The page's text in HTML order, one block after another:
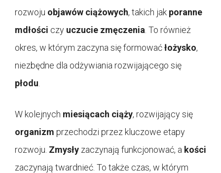
rozwoju objawów ciążowych, takich jak poranne
mdłości czy uczucie zmęczenia . To również
okres, w którym zaczyna się formowaćłożysko,
niezbędne dla odżywiania rozwijającego się
płodu
W kolejnych miesiącach ciąży, rozwijający się
organizm przechodzi przez kluczowe etapy
rozwoju. Zmysły zaczynają funkcjonować, a kości
zaczynają twardnieć. To także czas, w którym